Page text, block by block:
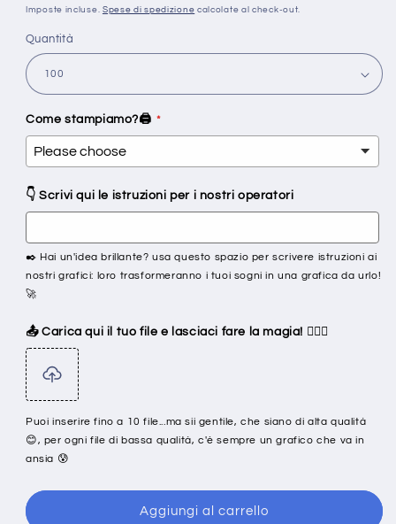
di
Imposte incluse. Spese di spedizione calcolate al check-out.
Quantità
Come stampiamo?🖨️
👇 Scrivi qui le istruzioni per i nostri operatori
✒️ Hai un'idea brillante? usa questo spazio per scrivere istruzioni ai
nostri grafici: loro trasformeranno i tuoi sogni in una grafica da urlo!
🚀
📤 Carica qui il tuo file e lasciaci fare la magia! 🧙‍♂️✨
Puoi inserire fino a 10 file...ma sii gentile, che siano di alta qualità
😊, per ogni file di bassa qualità, c'è sempre un grafico che va in
ansia 😰
Aggiungi al carrello